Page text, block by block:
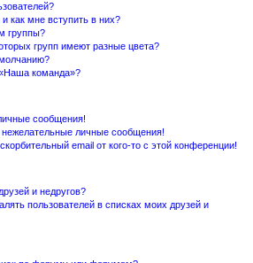
как мне вступить в них?
группы?
групп имеют разные цвета?
команда»?
сообщения!
личные сообщения!
email от кого-то с этой конференции!
и недругов?
пользователей в списках моих друзей и